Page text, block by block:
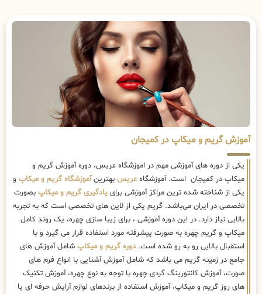
آموزش گریم و میکاپ در کمیجان
یکی از دوره های آموزشی مهم در اموزشگاه عریس، دوره آموزش گریم و
میکاپ در کمیجان است. آموزشگاه عریس بهترینآموزشگاه گریم و میکاپ و
یکی از شناخته شده ترین مراکز آموزشی برای یادگیری گریم و میکاپ بصورت
تخصصی در ایران می‌باشد. گریم یکی از لاین های تخصصی است که به تجربه
بالایی نیاز دارد. در این دوره آموزشی ، برای زیبا سازی چهره، یک روند کامل
میکاپ و گریم چهره به صورت پیشرفته مورد استفاده قرار می گیرد و با
استقبال بالایی رو به رو شده است.دوره گریم و میکاپ شامل آموزش های
جامع در زمینه گریم می باشد که شامل آموزش آشنایی با انواع فرم های
صورت، آموزش کانتورینگ گردی چهره با توجه به نوع چهره، آموزش تکنیک
های روز گریم و میکاپ، آموزش استفاده از برندهای لوازم آرایش حرفه ای یا